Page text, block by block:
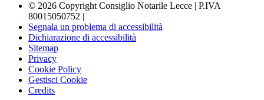
© 2026 Copyright Consiglio Notarile Lecce | P.IVA
80015050752 |
Segnala un problema di accessibilità
Dichiarazione di accessibilità
Sitemap
Privacy
Cookie Policy
Gestisci Cookie
Credits